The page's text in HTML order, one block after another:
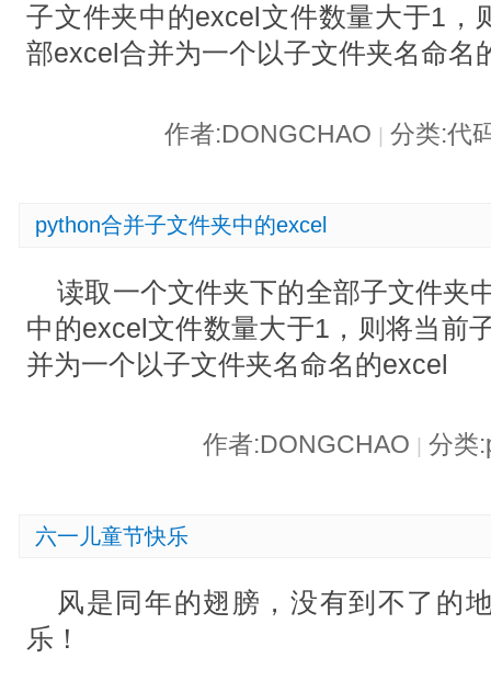
子文件夹中的excel文件数量大于1，
部excel合并为一个以子文件夹名命名
作者:DONGCHAO 分类:代
python合并子文件夹中的excel
读取一个文件夹下的全部子文件夹
中的excel文件数量大于1，则将当前
并为一个以子文件夹名命名的excel
作者:DONGCHAO 分类
六一儿童节快乐
风是同年的翅膀，没有到不了的
乐！